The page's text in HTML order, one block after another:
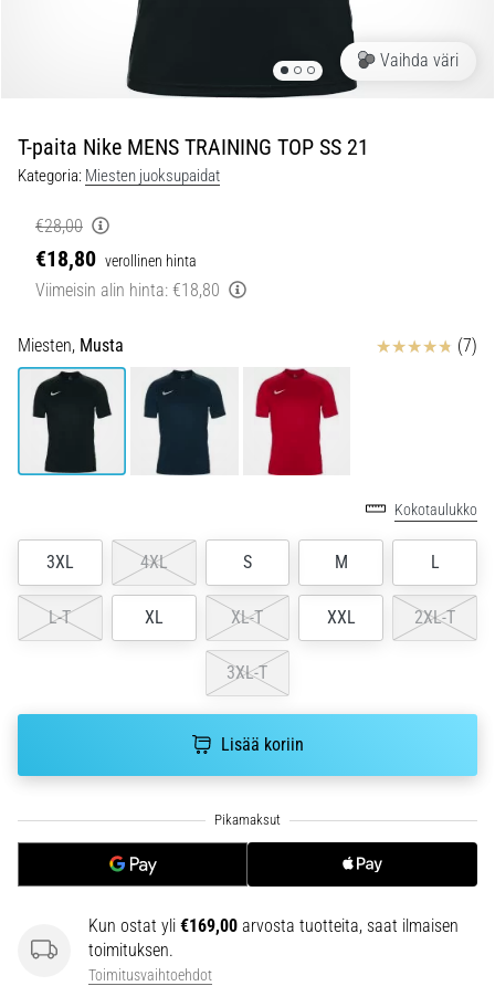
Käytännössä
sukkulajuoksu
nopeutta,
ketteryyttä
suunnanmuutoksia.
se
suoritetaan
oikein,
missä
sitä…
7 min. luetaan
Juoksijan
polvi:
syyt,
ennaltaehkäisy
polvi,
erittäin
Vaihda väri
T-paita Nike MENS TRAINING TOP SS 21
Kategoria: Miesten juoksupaidat
€28,00
€18,80 verollinen hinta
Viimeisin alin hinta: €18,80
Miesten, Musta Arvostelut (7)
Kokotaulukko
3XL 4XL S M L
L-T XL XL-T XXL 2XL-T
3XL-T
Lisää koriin
Kun ostat yli €169,00 arvosta tuotteita, saat ilmaisen
toimituksen.
Toimitusvaihtoehdot